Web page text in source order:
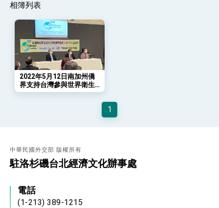
命運
變局中 奮起的新臺灣 總統發表國慶演說
總統發表執政周年談話 盼面對未來挑戰 堅持
團結 迎風轉型 穩健前行
賴總統就職演說影片
總統重要談話
我國政府將在美國亞利桑納州設立「駐鳳凰城辦
相簿列表
2022年5月12日南加州僑
界支持台灣參與世界衛生
大會(WHA)記者會
1
中華民國外交部 版權所有
駐洛杉磯台北經濟文化辦事處
電話
(1-213) 389-1215